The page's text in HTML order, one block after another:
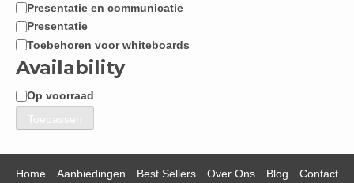
Categorie
Presentatie en communicatie
Presentatie
Toebehoren voor whiteboards
Availability
Beschikbaarheid
Op voorraad
Toepassen
Home Aanbiedingen Best Sellers Over Ons Blog Contact